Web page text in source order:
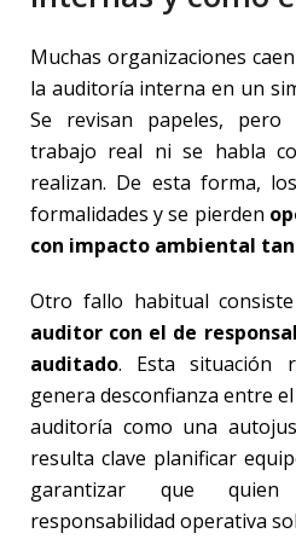
Muchas organizaciones
la auditoría interna en un
Se revisan papeles,
trabajo real ni se habla
realizan. De esta forma,
formalidades y se pierden
con impacto ambiental
Otro fallo habitual
auditor con el de
auditado. Esta situación
genera desconfianza entre
auditoría como una
resulta clave planificar
garantizar que
responsabilidad operativa